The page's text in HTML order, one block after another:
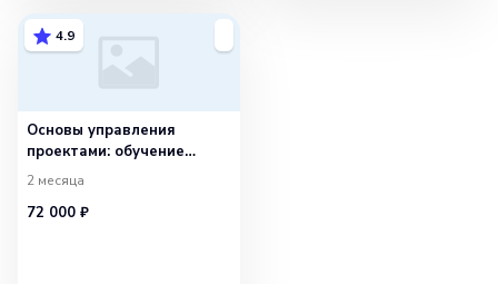
4.9
Основы управления
проектами: обучение
с сопровождением
2 месяца
72 000 ₽